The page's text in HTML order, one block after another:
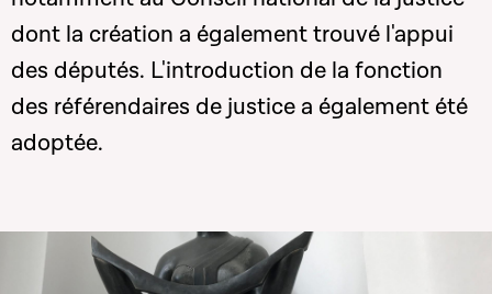
dont la création a également trouvé l'appui
des députés. L'introduction de la fonction
des référendaires de justice a également été
adoptée.